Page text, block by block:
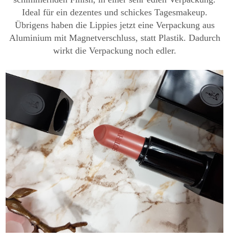
Ideal für ein dezentes und schickes Tagesmakeup.
Übrigens haben die Lippies jetzt eine Verpackung aus
Aluminium mit Magnetverschluss, statt Plastik. Dadurch
wirkt die Verpackung noch edler.